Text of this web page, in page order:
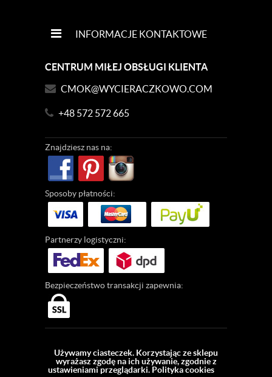
INFORMACJE KONTAKTOWE
CENTRUM MIŁEJ OBSŁUGI KLIENTA
CMOK@WYCIERACZKOWO.COM
+48 572 572 665
Znajdziesz nas na:
Sposoby płatności:
Partnerzy logistyczni:
Bezpieczeństwotransakcji zapewnia:
Używamy ciasteczek. Korzystając ze sklepu
wyrażasz zgodę na ich używanie, zgodnie z
ustawieniami przeglądarki. Polityka cookies